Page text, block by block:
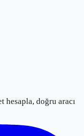
hesapla, doğru aracı